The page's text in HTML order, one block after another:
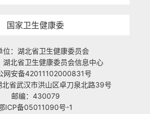
国家卫生健康委
位：湖北省卫生健康委员会
湖北省卫生健康委员会信息中心
网安备42011102000831号
省武汉市洪山区卓刀泉北路39号
邮编：430079
ICP备05011090号-1